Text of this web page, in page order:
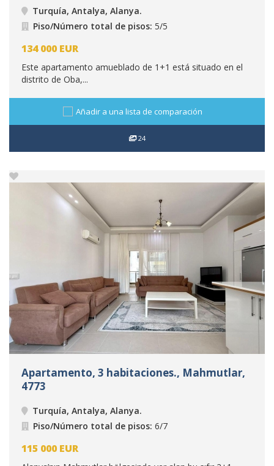
Turquía, Antalya, Alanya.
Piso/Número total de pisos: 5/5
134 000 EUR
Este apartamento amueblado de 1+1 está situado en el
distrito de Oba,...
Añadir a una lista de comparación
24
Apartamento, 3 habitaciones., Mahmutlar,
4773
Turquía, Antalya, Alanya.
Piso/Número total de pisos: 6/7
115 000 EUR